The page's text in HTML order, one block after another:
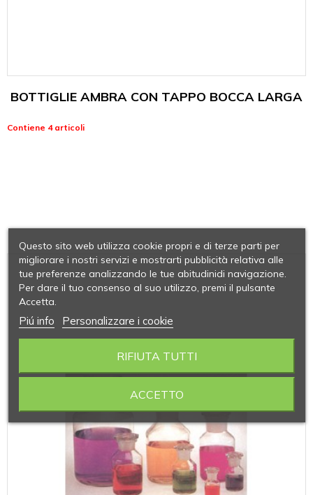
BOTTIGLIE AMBRA CON TAPPO BOCCA LARGA
Contiene 4 articoli
Questo sito web utilizza cookie propri e di terze parti per
migliorare i nostri servizi e mostrarti pubblicità relativa alle
tue preferenze analizzando le tue abitudinidi navigazione.
Per dare il tuo consenso al suo utilizzo, premi il pulsante
Accetta.
Piú info Personalizzare i cookie
RIFIUTA TUTTI
ACCETTO